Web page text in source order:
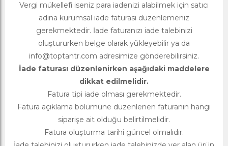
Vergi mükellefi iseniz para iadenizi alabilmek için satıcı
adına kurumsal iade faturası düzenlemeniz
gerekmektedir. İade faturanızı iade talebinizi
oluştururken belge olarak yükleyebilir ya da
info@toptantr.com adresimize gönderebilirsiniz.
İade faturası düzenlenirken aşağıdaki maddelere
dikkat edilmelidir.
Fatura tipi iade olması gerekmektedir.
Fatura açıklama bölümüne düzenlenen faturanın hangi
siparişe ait olduğu belirtilmelidir.
Fatura oluşturma tarihi güncel olmalıdır.